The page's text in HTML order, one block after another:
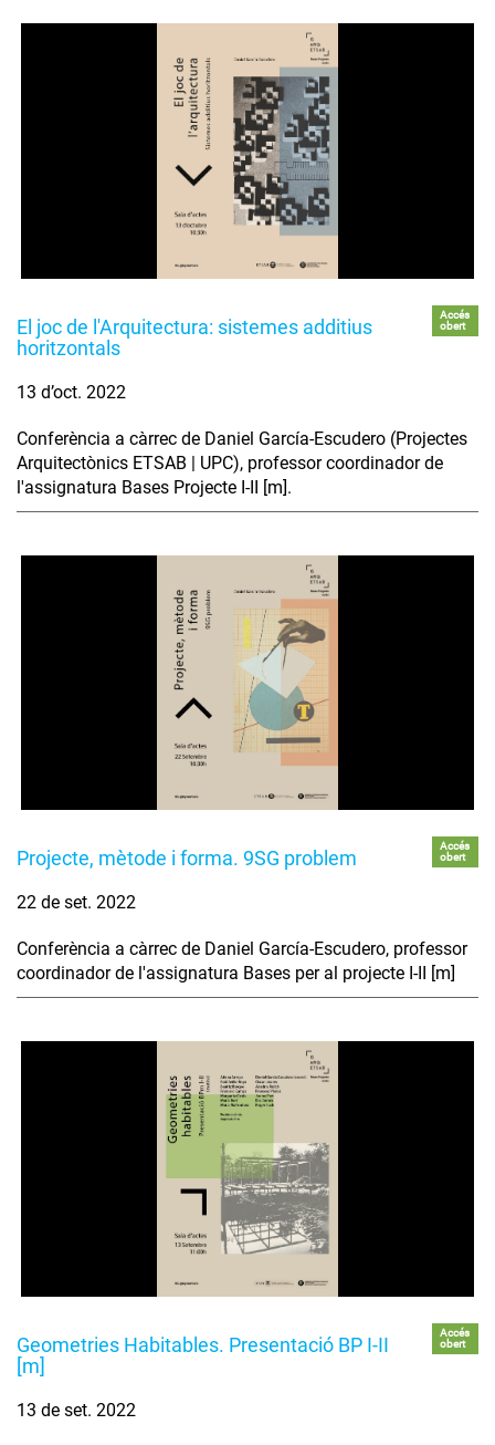
El joc de l'Arquitectura: sistemes additius
horitzontals
Accés
obert
13 d’oct. 2022
Conferència a càrrec de Daniel García-Escudero (Projectes
Arquitectònics ETSAB | UPC), professor coordinador de
l'assignatura Bases Projecte I-II [m].
Projecte, mètode i forma. 9SG problem
Accés
obert
22 de set. 2022
Conferència a càrrec de Daniel García-Escudero, professor
coordinador de l'assignatura Bases per al projecte I-II [m]
Geometries Habitables. Presentació BP I-II
[m]
Accés
obert
13 de set. 2022